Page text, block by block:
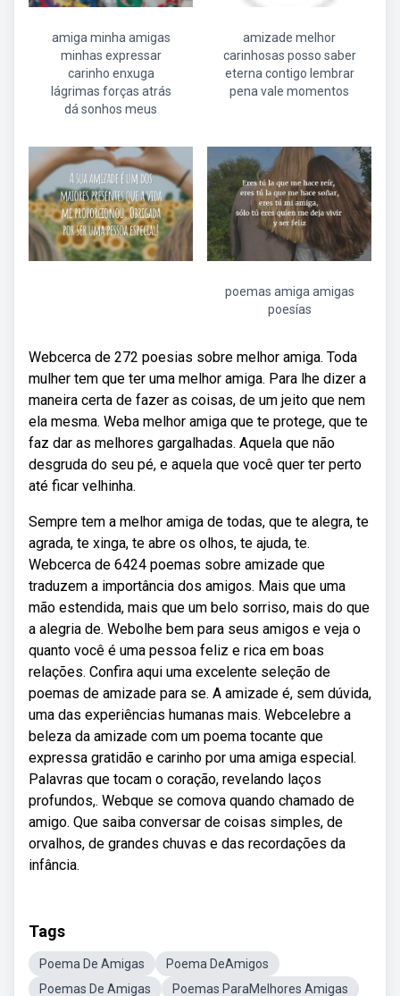
amiga minha amigas
minhas expressar
carinho enxuga
lágrimas forças atrás
dá sonhos meus
amizade melhor
carinhosas posso saber
eterna contigo lembrar
pena vale momentos
poemas amiga amigas
poesías
Webcerca de 272 poesias sobre melhor amiga. Toda
mulher tem que ter uma melhor amiga. Para lhe dizer a
maneira certa de fazer as coisas, de um jeito que nem
ela mesma. Weba melhor amiga que te protege, que te
faz dar as melhores gargalhadas. Aquela que não
desgruda do seu pé, e aquela que você quer ter perto
até ficar velhinha.
Sempre tem a melhor amiga de todas, que te alegra, te
agrada, te xinga, te abre os olhos, te ajuda, te.
Webcerca de 6424 poemas sobre amizade que
traduzem a importância dos amigos. Mais que uma
mão estendida, mais que um belo sorriso, mais do que
a alegria de. Webolhe bem para seus amigos e veja o
quanto você é uma pessoa feliz e rica em boas
relações. Confira aqui uma excelente seleção de
poemas de amizade para se. A amizade é, sem dúvida,
uma das experiências humanas mais. Webcelebre a
beleza da amizade com um poema tocante que
expressa gratidão e carinho por uma amiga especial.
Palavras que tocam o coração, revelando laços
profundos,. Webque se comova quando chamado de
amigo. Que saiba conversar de coisas simples, de
orvalhos, de grandes chuvas e das recordações da
infância.
Tags
Poema De Amigas
Poema DeAmigos
Poemas De Amigas
Poemas ParaMelhores Amigas